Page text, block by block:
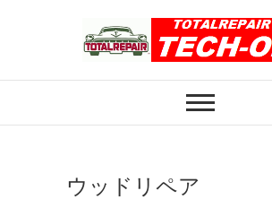
ホイール修
ータルリペ
クワン
ウッドリペア